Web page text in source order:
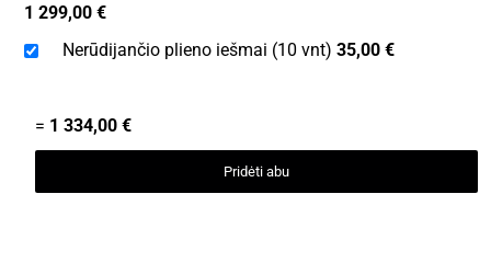
1 299,00€
Nerūdijančio plieno iešmai (10 vnt) 35,00€
= 1 334,00€
Pridėti abu